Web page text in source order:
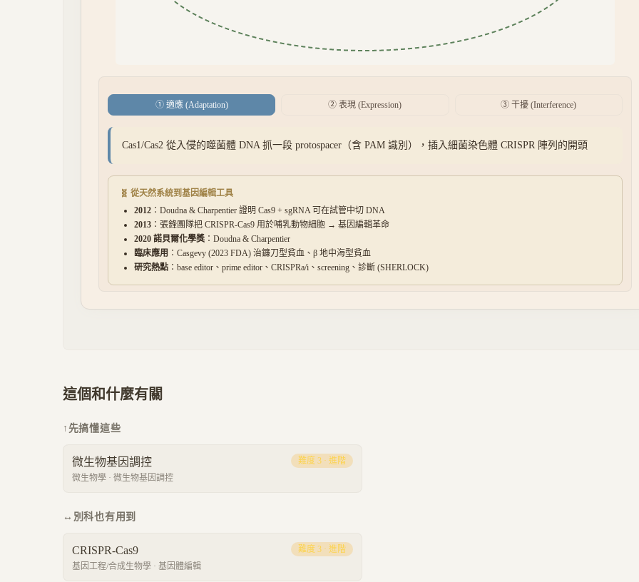
① 適應 (Adaptation) ② 表現 (Expression) ③ 干擾 (Interference)
Cas1/Cas2 從入侵的噬菌體 DNA 抓一段 protospacer（含 PAM 識別），插入細菌染色體 CRISPR 陣列的開頭
🧬 從天然系統到基因編輯工具
2012 ：Doudna & Charpentier 證明 Cas9 + sgRNA 可在試管中切 DNA
2013 ：張鋒團隊把 CRISPR-Cas9 用於哺乳動物細胞 → 基因編輯革命
2020 諾貝爾化學獎 ：Doudna & Charpentier
臨床應用 ：Casgevy (2023 FDA) 治鐮刀型貧血、β 地中海型貧血
研究熱點 ：base editor、prime editor、CRISPRa/i、screening、診斷 (SHERLOCK)
這個和什麼有關
↑ 先搞懂這些
微生物基因調控
微生物學 · 微生物基因調控
難度 3 · 進階
↔ 別科也有用到
CRISPR-Cas9
基因工程/合成生物學 · 基因體編輯
難度 3 · 進階